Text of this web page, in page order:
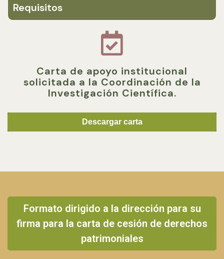
Requisitos
Carta de apoyo institucional
solicitada a la Coordinación de la
Investigación Científica.
Descargar carta
Formato dirigido a la dirección para su
firma para la carta de cesión de derechos
patrimoniales